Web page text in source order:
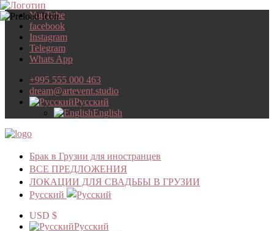
YouTube
facebook
Instagram
Telegram
Whats App
+995 555 000 463
dream@artevent.studio
Русский
English
Брак в Грузии для иностранцев
ВСЕ ПРЕДЛОЖЕНИЯ
ЛОКАЦИИ ДЛЯ СВАДЬБЫ В ГРУЗИИ
Русский
USD $
Русский